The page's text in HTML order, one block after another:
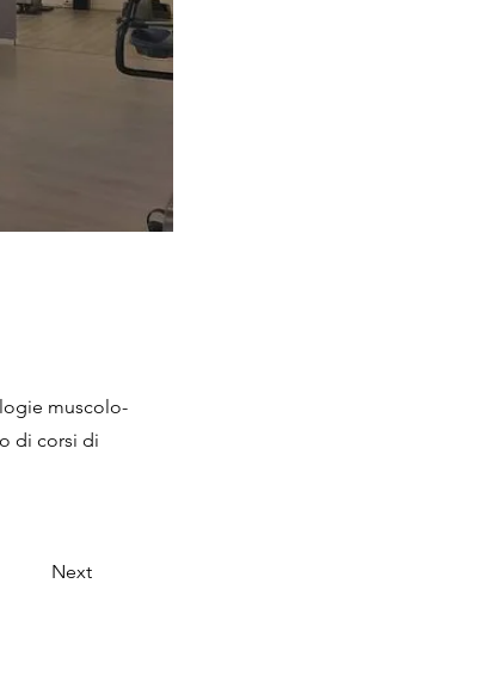
muscolo-
di corsi di
Next